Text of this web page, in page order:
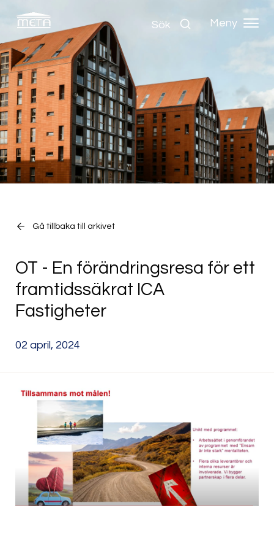
Sök Meny
Gå tillbaka till arkivet
OT - En förändringsresa för ett
framtidssäkrat ICA
Fastigheter
02 april, 2024